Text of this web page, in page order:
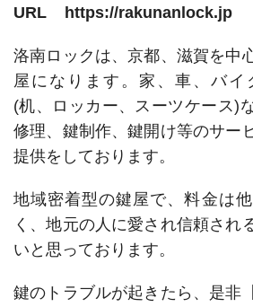
URL https://rakunanlock.jp
洛南ロックは、京都、滋賀を中
屋になります。家、車、バイ
(机、ロッカー、スーツケース)
修理、鍵制作、鍵開け等のサー
提供をしております。
地域密着型の鍵屋で、料金は
く、地元の人に愛され信頼され
いと思っております。
鍵のトラブルが起きたら、是非